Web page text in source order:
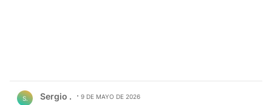
S. Sergio . 9 DE MAYO DE 2026